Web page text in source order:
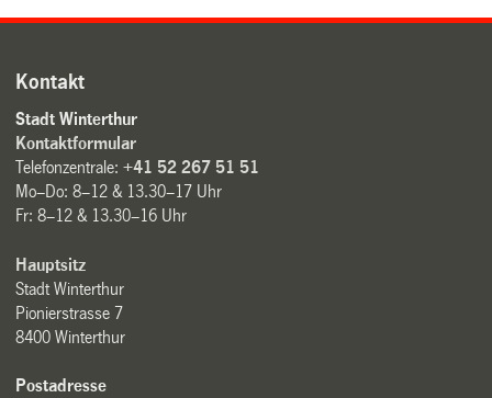
Kontakt
Stadt Winterthur
Kontaktformular
Telefonzentrale:+41 52 267 51 51
Mo–Do: 8–12 & 13.30–17 Uhr
Fr: 8–12 & 13.30–16 Uhr
Hauptsitz
Stadt Winterthur
Pionierstrasse 7
8400 Winterthur
Postadresse